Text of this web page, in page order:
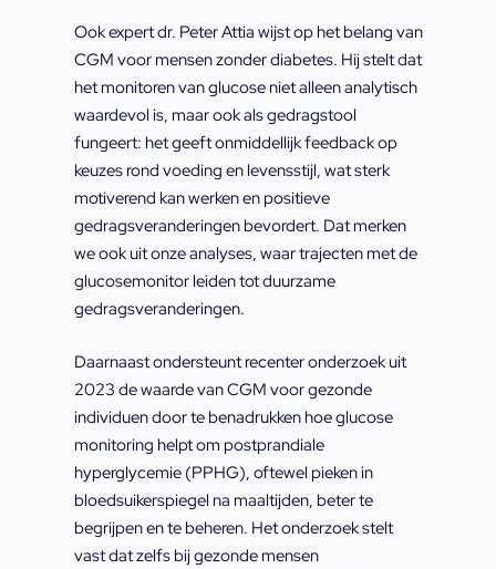
Ook expert dr. Peter Attia wijst op het belang van
CGM voor mensen zonder diabetes. Hij stelt dat
het monitoren van glucose niet alleen analytisch
waardevol is, maar ook als gedragstool
fungeert: het geeft onmiddellijk feedback op
keuzes rond voeding en levensstijl, wat sterk
motiverend kan werken en positieve
gedragsveranderingen bevordert. Dat merken
we ook uit onze analyses, waar trajecten met de
glucosemonitor leiden tot duurzame
gedragsveranderingen.
Daarnaast ondersteunt recenter onderzoek uit
2023 de waarde van CGM voor gezonde
individuen door te benadrukken hoe glucose
monitoring helpt om postprandiale
hyperglycemie (PPHG), oftewel pieken in
bloedsuikerspiegel na maaltijden, beter te
begrijpen en te beheren. Het onderzoek stelt
vast dat zelfs bij gezonde mensen